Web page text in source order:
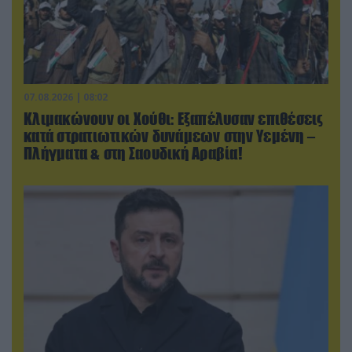
07.08.2026 | 08:02
Κλιμακώνουν οι Χούθι: Eξαπέλυσαν επιθέσεις
κατά στρατιωτικών δυνάμεων στην Υεμένη –
Πλήγματα & στη Σαουδική Αραβία!